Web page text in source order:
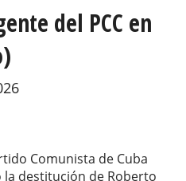
del PCC en
Comunista de Cuba
la destitución de Roberto